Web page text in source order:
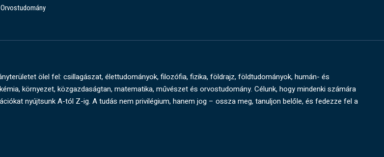
Orvostudomány
ölel fel: csillagászat, élettudományok, filozófia, fizika, földrajz, földtudományok, humán- és
környezet, közgazdaságtan, matematika, művészet és orvostudomány. Célunk, hogy mindenki számára
nyújtsunk A-tól Z-ig. A tudás nem privilégium, hanem jog – ossza meg, tanuljon belőle, és fedezze fel a